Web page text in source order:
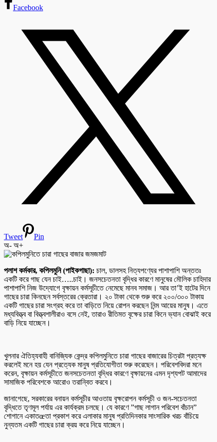
Facebook
Tweet
Pin
অ- অ+
পলাশ কর্মকার, কপিলমুনি (পাইকগাছা): চাল, ডালসহ নিত্যপণ্যের পাশাপাশি অন্ততঃ
একটি করে গাছ যেন চাই…..চাই। জনসচেতনতা বৃদ্ধির কারণে মানুষের মৌলিক চাহিদার
পাশাপাশি নিজ উদ্যোগে বৃক্ষায়ন কর্মসূচীতে নেমেছে মানব সমাজ। আর তা’ই হাটের দিনে
গাছের চারা কিনছেন সর্বস্তরের ক্রেতারা। ২০ টাকা থেকে শুরু করে ২০০/৩০০ টাকায়
একটি গাছের চারা সংগ্রহ করে তা বাড়িতে নিয়ে রোপন করছেন নিন্ম আয়ের মানুষ। এতে
মধ্যবিত্ত্ব বা বিত্ত্বশালীরাও বসে নেই, তারাও রীতিমত বৃক্ষের চারা কিনে ভ্যান বোঝাই করে
বাড়ি নিয়ে যাচ্ছেন।
খুলনার ঐতিহ্যবাহী বানিজ্যিক কেন্দ্র কপিলমুনিতে চারা গাছের বাজারের চিত্রটা প্রত্যক্ষ
করলেই মনে হয় যেন প্রত্যেক মানুষ প্রতিযোগীতা শুরু করেছেন। পরিবেশবিদরা মনে
করেন, বৃক্ষায়ন কর্মসূচীতে জনসচেতনতা বৃদ্ধির কারণে বৃক্ষায়নের এমন দৃশ্যপট আমাদের
সামাজিক পরিবেশকে আরোও তরান্বিত করবে।
জানাগেছে, সরকারের বনায়ন কর্মসূচীর আওতায় বৃক্ষরোপন কর্মসূচী ও জন-সচেতনতা
বৃদ্ধিতে তৃণমূল পর্যায় এর কার্যক্রম চলছে। যে কারণে ”গাছ লাগান পরিবেশ বাঁচান”
শোগানে একাতœতা প্রকাশ করে এলাকার মানুষ প্রতিদিনকার সাংসারিক খরচ বাঁচিয়ে
নুন্যতম একটি গাছের চারা ক্রয় করে নিয়ে যাচ্ছেন।